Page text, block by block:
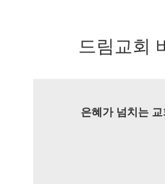
드림교회
은혜가 넘치는 교